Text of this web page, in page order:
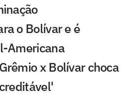
o Bolívar e é
Americana
x Bolívar choca